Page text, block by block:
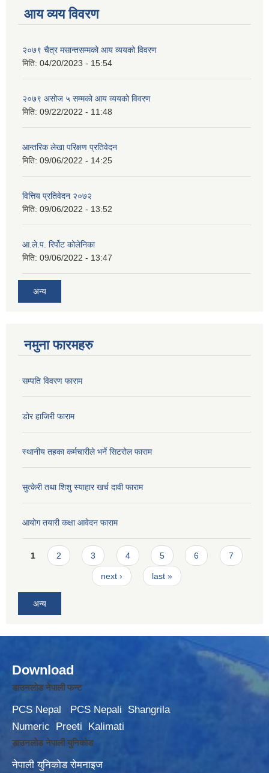
आय व्यय विवरण
२०७९ चैत्र मसान्तसम्मको आय व्ययको विवरण
मिति: 04/20/2023 - 15:54
२०७९ असोज ५ सम्मको आय व्ययको विवरण
मिति: 09/22/2022 - 11:48
आन्तरिक लेखा परिक्षण प्रतिवेदन
मिति: 09/06/2022 - 14:25
वित्तिय प्रतिवेदन २०७२
मिति: 09/06/2022 - 13:52
आ.ले.प. रिर्पोट कोलेनिका
मिति: 09/06/2022 - 13:47
अन्य
नमुना फारमहरु
सम्पति विवरण फाराम
डोर हाजिरी फाराम
स्थानीय तहका कर्मचारीले भर्ने सिटरोल फाराम
सुत्केरी तथा शिशु स्याहार खर्च दावी फाराम
आयोग तयारी कक्षा आवेदन फाराम
Pages
1 2 3 4 5 6 7
next › last »
अन्य
Download
डाउनलोड नेपाली फन्ट
PCS Nepal PCS Nepali
Shangrila
Numeric
Preeti Kalimati
डाउनलोड नेपाली युनिकोड
नेपाली युनिकोड रोमनाइज